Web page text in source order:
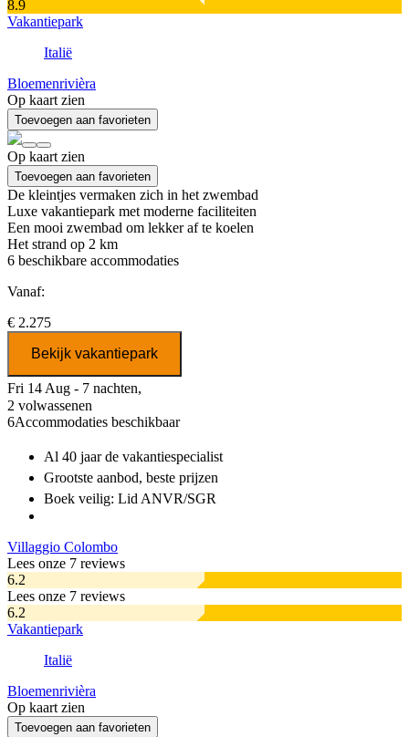
8.9
Vakantiepark
Italië
Bloemenrivièra
Op kaart zien
Toevoegen aan favorieten
Op kaart zien
Toevoegen aan favorieten
De kleintjes vermaken zich in het zwembad
Luxe vakantiepark met moderne faciliteiten
Een mooi zwembad om lekker af te koelen
Het strand op 2 km
6 beschikbare accommodaties
Vanaf:
€ 2.275
Bekijk vakantiepark
Fri 14 Aug - 7 nachten,
2 volwassenen
6Accommodaties beschikbaar
Al 40 jaarde vakantiespecialist
Grootste aanbod, beste prijzen
Boek veilig: Lid ANVR/SGR
Villaggio Colombo
Lees onze 7 reviews
6.2
Lees onze 7 reviews
6.2
Vakantiepark
Italië
Bloemenrivièra
Op kaart zien
Toevoegen aan favorieten